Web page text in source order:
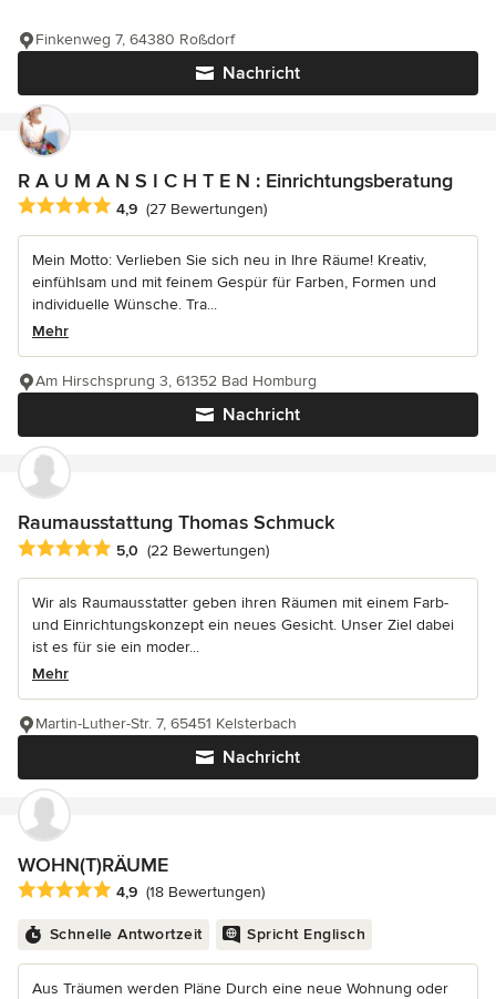
Nachricht
Finkenweg 7, 64380 Roßdorf
R A U M A N S I C H T E N : Einrichtungsberatung
Durchschnittliche Bewertung: 4.9 von 5 Sternen
4,9 (27 Bewertungen)
Mein Motto: Verlieben Sie sich neu in Ihre Räume! Kreativ,
einfühlsam und mit feinem Gespür für Farben, Formen und
individuelle Wünsche. Tra...
Mehr
Nachricht
Am Hirschsprung 3, 61352 Bad Homburg
Raumausstattung Thomas Schmuck
Durchschnittliche Bewertung: 5 von 5 Sternen
5,0 (22 Bewertungen)
Wir als Raumausstatter geben ihren Räumen mit einem Farb-
und Einrichtungskonzept ein neues Gesicht. Unser Ziel dabei
ist es für sie ein moder...
Mehr
Nachricht
Martin-Luther-Str. 7, 65451 Kelsterbach
WOHN(T)RÄUME
Durchschnittliche Bewertung: 4.9 von 5 Sternen
4,9 (18 Bewertungen)
Schnelle Antwortzeit Spricht Englisch
Aus Träumen werden Pläne Durch eine neue Wohnung oder